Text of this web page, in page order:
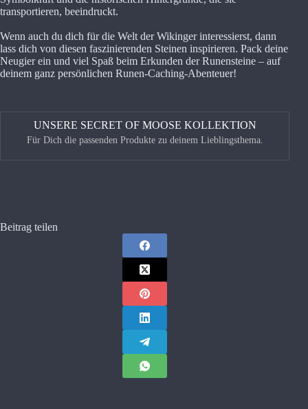
transportieren, beeindruckt.
Wenn auch du dich für die Welt der Wikinger interessierst, dann
lass dich von diesen faszinierenden Steinen inspirieren. Pack deine
Neugier ein und viel Spaß beim Erkunden der Runensteine – auf
deinem ganz persönlichen Runen-Caching-Abenteuer!
UNSERE SECRET OF MOOSE KOLLEKTION
Für Dich die passenden Produkte zu deinem Lieblingsthema.
Beitrag teilen